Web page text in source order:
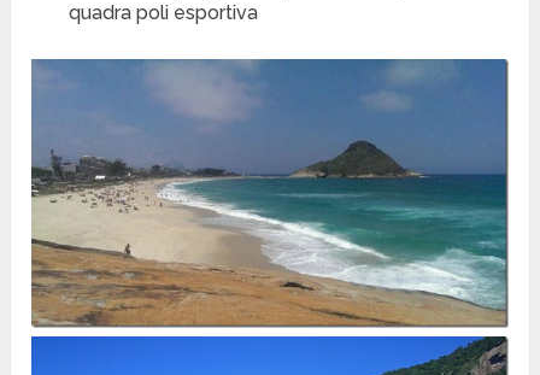
quadra poli esportiva